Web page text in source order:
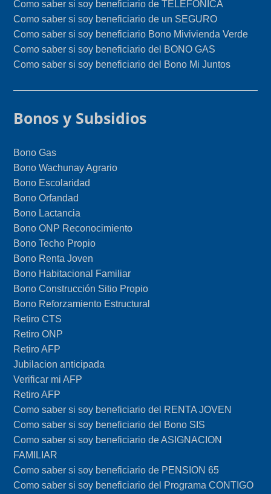
Como saber si soy beneficiario de TELEFONICA
Como saber si soy beneficiario de un SEGURO
Como saber si soy beneficiario Bono Mivivienda Verde
Como saber si soy beneficiario del BONO GAS
Como saber si soy beneficiario del Bono Mi Juntos
Bonos y Subsidios
Bono Gas
Bono Wachunay Agrario
Bono Escolaridad
Bono Orfandad
Bono Lactancia
Bono ONP Reconocimiento
Bono Techo Propio
Bono Renta Joven
Bono Habitacional Familiar
Bono Construcción Sitio Propio
Bono Reforzamiento Estructural
Retiro CTS
Retiro ONP
Retiro AFP
Jubilacion anticipada
Verificar mi AFP
Retiro AFP
Como saber si soy beneficiario del RENTA JOVEN
Como saber si soy beneficiario del Bono SIS
Como saber si soy beneficiario de ASIGNACION
FAMILIAR
Como saber si soy beneficiario de PENSION 65
Como saber si soy beneficiario del Programa CONTIGO